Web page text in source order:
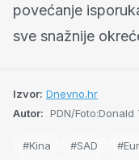
povećanje
sve snažnije
Izvor: Dnevno.hr
Autor: PDN/
#Kina #SAD